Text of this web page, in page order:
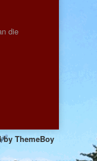
die
by ThemeBoy